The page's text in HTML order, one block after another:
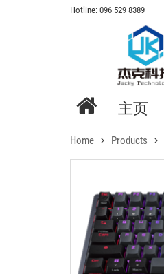
Hotline: 096 529 8389
主页
Home Products